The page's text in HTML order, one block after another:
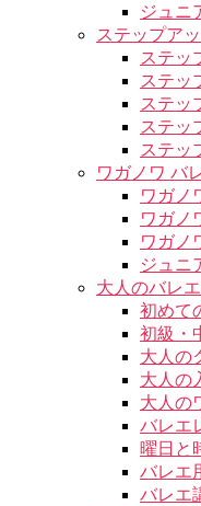
ジュニ
ステップア
ステッ
ステッ
ステッ
ステッ
ステッ
ワガノワ バ
ワガノ
ワガノ
ワガノ
ジュニ
大人のバレ
初めて
初級・
大人の
大人の
大人の
バレエ
曜日と
バレエ
バレエ